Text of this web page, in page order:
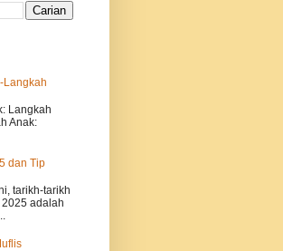
Langkah
Langkah
Anak:
dan Tip
tarikh-tarikh
adalah